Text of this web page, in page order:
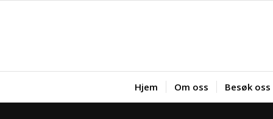
Hjem Om oss Besøk oss